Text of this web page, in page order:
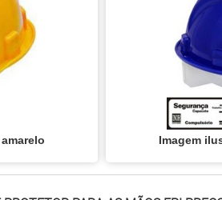
Imagem